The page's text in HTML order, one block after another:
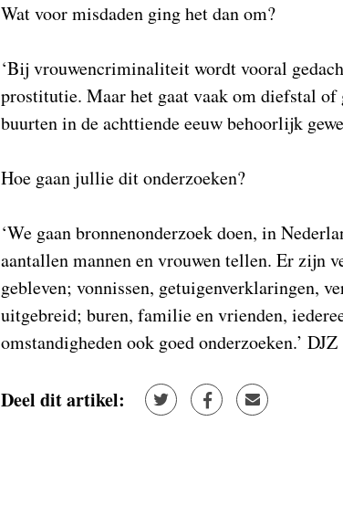
Wat voor misdaden ging het dan om?
‘Bij vrouwencriminaliteit wordt vooral
prostitutie. Maar het gaat vaak om diefstal
buurten in de achttiende eeuw behoorlijk
Hoe gaan jullie dit onderzoeken?
‘We gaan bronnenonderzoek doen, in
aantallen mannen en vrouwen tellen. Er zijn
gebleven; vonnissen, getuigenverklaringen,
uitgebreid; buren, familie en vrienden,
omstandigheden ook goed onderzoeken.’ DJZ
Deel dit artikel: